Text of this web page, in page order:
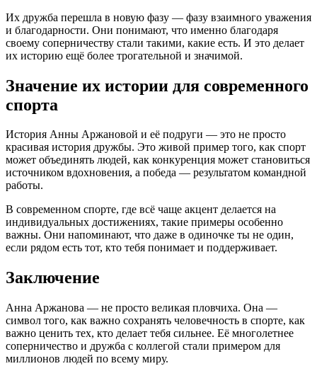
Их дружба перешла в новую фазу — фазу взаимного уважения
и благодарности. Они понимают, что именно благодаря
своему соперничеству стали такими, какие есть. И это делает
их историю ещё более трогательной и значимой.
Значение их истории для современного
спорта
История Анны Аржановой и её подруги — это не просто
красивая история дружбы. Это живой пример того, как спорт
может объединять людей, как конкуренция может становиться
источником вдохновения, а победа — результатом командной
работы.
В современном спорте, где всё чаще акцент делается на
индивидуальных достижениях, такие примеры особенно
важны. Они напоминают, что даже в одиночке ты не один,
если рядом есть тот, кто тебя понимает и поддерживает.
Заключение
Анна Аржанова — не просто великая пловчиха. Она —
символ того, как важно сохранять человечность в спорте, как
важно ценить тех, кто делает тебя сильнее. Её многолетнее
соперничество и дружба с коллегой стали примером для
миллионов людей по всему миру.